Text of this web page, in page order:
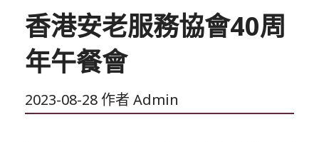
香港安老服務協會40周
年午餐會
2023-08-28 作者 Admin